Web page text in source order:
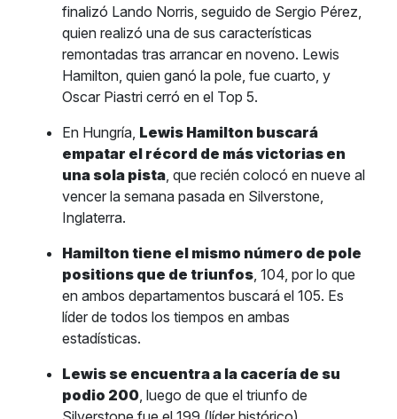
finalizó Lando Norris, seguido de Sergio Pérez,
quien realizó una de sus características
remontadas tras arrancar en noveno. Lewis
Hamilton, quien ganó la pole, fue cuarto, y
Oscar Piastri cerró en el Top 5.
En Hungría, Lewis Hamilton buscará
empatar el récord de más victorias en
una sola pista, que recién colocó en nueve al
vencer la semana pasada en Silverstone,
Inglaterra.
Hamilton tiene el mismo número de pole
positions que de triunfos, 104, por lo que
en ambos departamentos buscará el 105. Es
líder de todos los tiempos en ambas
estadísticas.
Lewis se encuentra a la cacería de su
podio 200, luego de que el triunfo de